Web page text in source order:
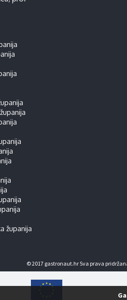
županija
© 2017 gastronaut.hr Sva prava